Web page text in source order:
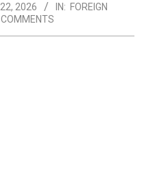
2026 IN: FOREIGN